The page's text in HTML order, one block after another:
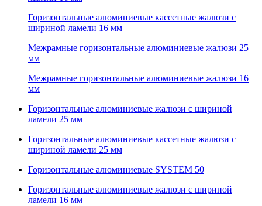
Горизонтальные алюминиевые кассетные жалюзи с
шириной ламели 16 мм
Межрамные горизонтальные алюминиевые жалюзи 25
мм
Межрамные горизонтальные алюминиевые жалюзи 16
мм
Горизонтальные алюминиевые жалюзи с шириной
ламели 25 мм
Горизонтальные алюминиевые кассетные жалюзи с
шириной ламели 25 мм
Горизонтальные алюминиевые SYSTEM 50
Горизонтальные алюминиевые жалюзи с шириной
ламели 16 мм